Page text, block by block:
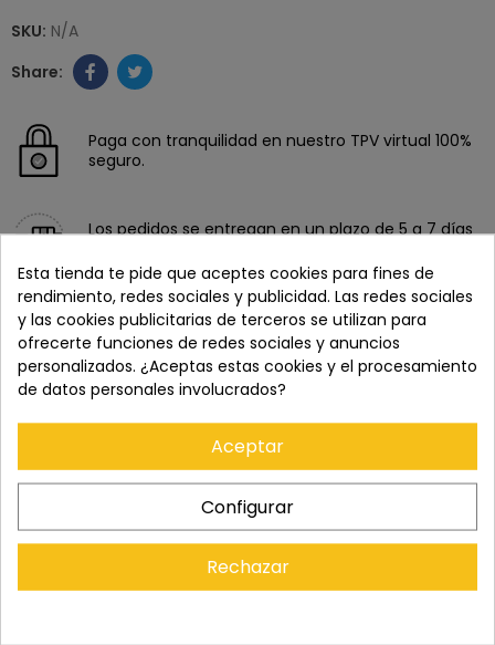
SKU: N/A
Paga con tranquilidad en nuestro TPV virtual 100%
seguro.
Los pedidos se entregan en un plazo de 5 a 7 días
Recuerda que tienes 15 días, desde la recepción
del pedido, para solicitar la devolución.
Esta tienda te pide que aceptes cookies para fines de
rendimiento, redes sociales y publicidad. Las redes sociales
y las cookies publicitarias de terceros se utilizan para
ofrecerte funciones de redes sociales y anuncios
personalizados. ¿Aceptas estas cookies y el procesamiento
de datos personales involucrados?
Aceptar
Configurar
Rechazar